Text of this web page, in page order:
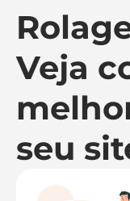
Veja
seu